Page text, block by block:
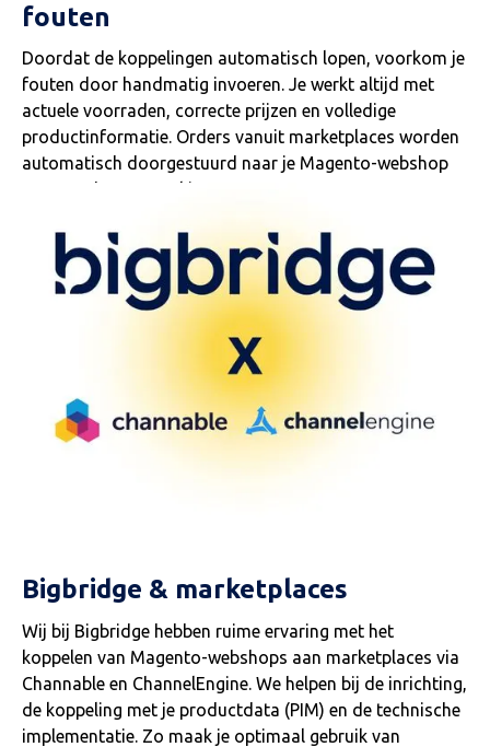
fouten
Doordat de koppelingen automatisch lopen, voorkom je
fouten door handmatig invoeren. Je werkt altijd met
actuele voorraden, correcte prijzen en volledige
productinformatie. Orders vanuit marketplaces worden
automatisch doorgestuurd naar je Magento-webshop
voor verdere verwerking.
Bigbridge & marketplaces
Wij bij Bigbridge hebben ruime ervaring met het
koppelen van Magento-webshops aan marketplaces via
Channable en ChannelEngine. We helpen bij de inrichting,
de koppeling met je productdata (PIM) en de technische
implementatie. Zo maak je optimaal gebruik van